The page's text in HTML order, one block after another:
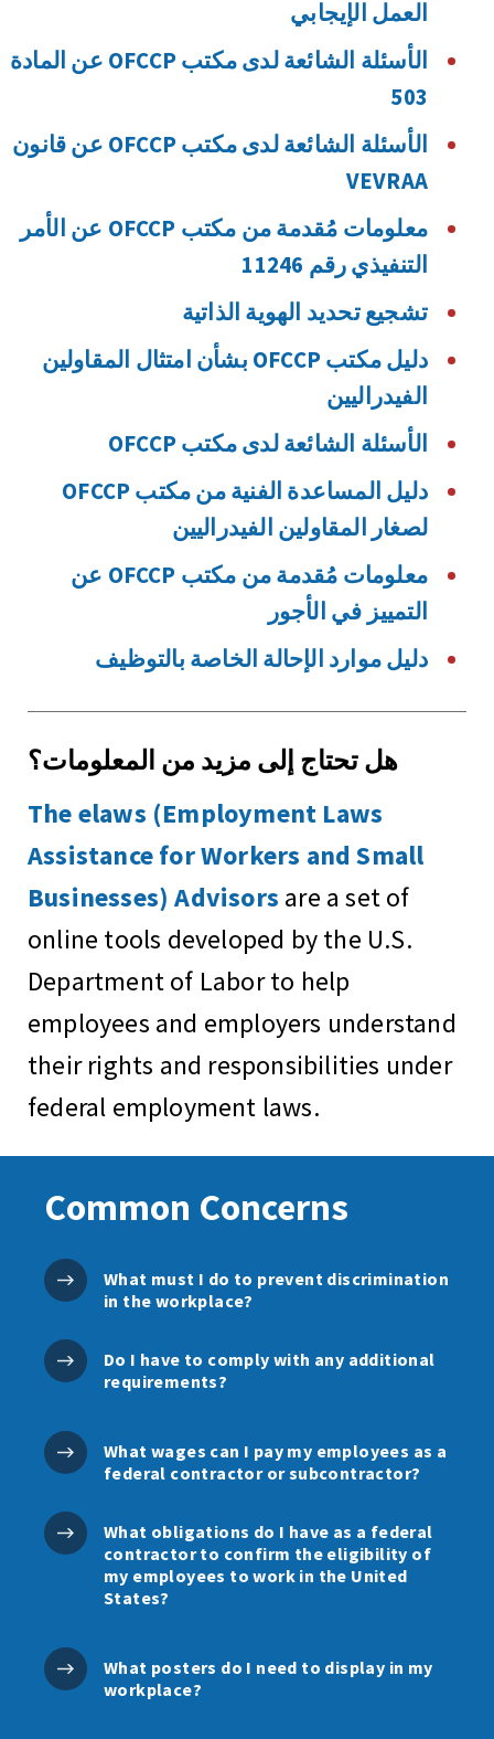
العمل الإيجابي
الأسئلة الشائعة لدى مكتب OFCCP عن المادة
503
الأسئلة الشائعة لدى مكتب OFCCP عن قانون
VEVRAA
معلومات مُقدمة من مكتب OFCCP عن الأمر
التنفيذي رقم 11246
تشجيع تحديد الهوية الذاتية
دليل مكتب OFCCP بشأن امتثال المقاولين
الفيدراليين
الأسئلة الشائعة لدى مكتب OFCCP
دليل المساعدة الفنية من مكتب OFCCP
لصغار المقاولين الفيدراليين
معلومات مُقدمة من مكتب OFCCP عن
التمييز في الأجور
دليل موارد الإحالة الخاصة بالتوظيف
هل تحتاج إلى مزيد من المعلومات؟
The elaws (Employment Laws
Assistance for Workers and Small
Businesses) Advisors are a set of
online tools developed by the U.S.
Department of Labor to help
employees and employers understand
their rights and responsibilities under
federal employment laws.
Common Concerns
What must I do to prevent discrimination
in the workplace?
Do I have to comply with any additional
requirements?
What wages can I pay my employees as a
federal contractor or subcontractor?
What obligations do I have as a federal
contractor to confirm the eligibility of
my employees to work in the United
States?
What posters do I need to display in my
workplace?